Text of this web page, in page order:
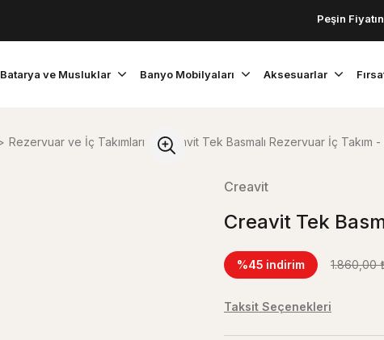
Peşin Fiyatına 3
Batarya ve Musluklar Banyo Mobilyaları Aksesuarlar
Rezervuar ve İç Takımları Creavit Tek Basmalı Rezervuar İç Takım -
Creavit
Creavit Tek
%45 indirim 1.860,00
Taksit Seçenekleri